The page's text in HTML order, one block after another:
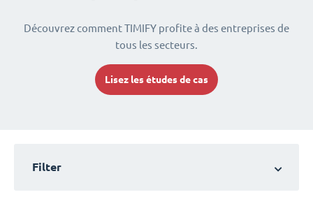
Découvrez comment TIMIFY profite à des entreprises de
tous les secteurs.
Lisez les études de cas
Filter